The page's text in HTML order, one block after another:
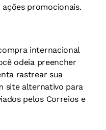
promocionais.
internacional
odeia preencher
rastrear sua
site alternativo para
pelos Correios e